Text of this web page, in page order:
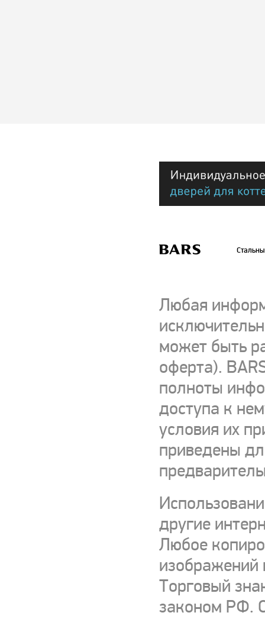
Любая
может быть
оферта).
полноты
доступа к
условия их
приведены
другие
Любое
изображений
Торговый
законом РФ.